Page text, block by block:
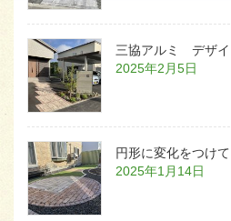
三協アルミ デザ
2025年2月5日
円形に変化をつけて
2025年1月14日